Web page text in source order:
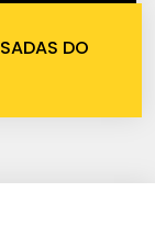
DO